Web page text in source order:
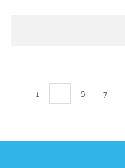
1 6 7